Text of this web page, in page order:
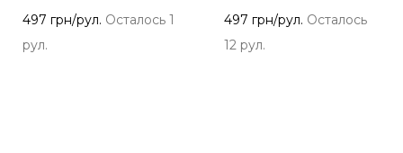
497 грн/рул. Осталось 1
рул.
497 грн/рул. Осталось
12 рул.